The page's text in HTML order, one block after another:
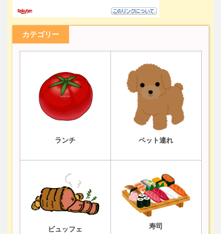
カテゴリー
ランチ ペット連れ
ビュッフェ 寿司